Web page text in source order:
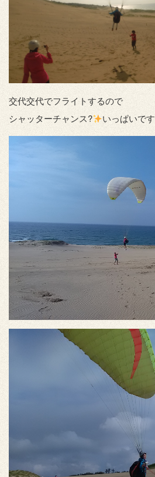
交代交代でフライトするので
シャッターチャンス?
いっぱいです